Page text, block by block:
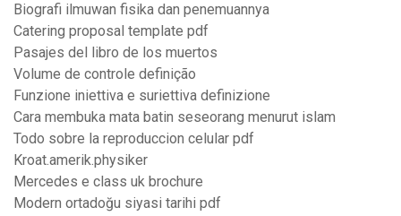
Biografi ilmuwan fisika dan penemuannya
Catering proposal template pdf
Pasajes del libro de los muertos
Volume de controle definição
Funzione iniettiva e suriettiva definizione
Cara membuka mata batin seseorang menurut islam
Todo sobre la reproduccion celular pdf
Kroat.amerik.physiker
Mercedes e class uk brochure
Modern ortadoğu siyasi tarihi pdf